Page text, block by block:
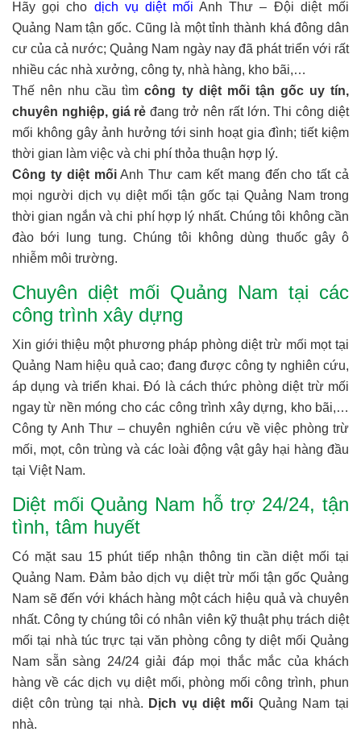
Hãy gọi cho dịch vụ diệt mối Anh Thư – Đội diệt mối
Quảng Nam tận gốc. Cũng là một tỉnh thành khá đông dân
cư của cả nước; Quảng Nam ngày nay đã phát triển với rất
nhiều các nhà xưởng, công ty, nhà hàng, kho bãi,…
Thế nên nhu cầu tìmcông ty diệt mối tận gốc uy tín,
chuyên nghiệp, giá rẻ đang trở nên rất lớn. Thi công diệt
mối không gây ảnh hưởng tới sinh hoạt gia đình; tiết kiệm
thời gian làm việc và chi phí thỏa thuận hợp lý.
Công ty diệt mốiAnh Thư cam kết mang đến cho tất cả
mọi người dịch vụ diệt mối tận gốc tại Quảng Nam trong
thời gian ngắn và chi phí hợp lý nhất. Chúng tôi không cần
đào bới lung tung. Chúng tôi không dùng thuốc gây ô
nhiễm môi trường.
Chuyên diệt mối Quảng Nam tại các
công trình xây dựng
Xin giới thiệu một phương pháp phòng diệt trừ mối mọt tại
Quảng Nam hiệu quả cao; đang được công ty nghiên cứu,
áp dụng và triển khai. Đó là cách thức phòng diệt trừ mối
ngay từ nền móng cho các công trình xây dựng, kho bãi,…
Công ty Anh Thư – chuyên nghiên cứu về việc phòng trừ
mối, mọt, côn trùng và các loài động vật gây hại hàng đầu
tại Việt Nam.
Diệt mối Quảng Nam hỗ trợ 24/24, tận
tình, tâm huyết
Có mặt sau 15 phút tiếp nhận thông tin cần diệt mối tại
Quảng Nam. Đảm bảo dịch vụ diệt trừ mối tận gốc Quảng
Nam sẽ đến với khách hàng một cách hiệu quả và chuyên
nhất. Công ty chúng tôi có nhân viên kỹ thuật phụ trách diệt
mối tại nhà túc trực tại văn phòng công ty diệt mối Quảng
Nam sẵn sàng 24/24 giải đáp mọi thắc mắc của khách
hàng về các dịch vụ diệt mối, phòng mối công trình, phun
diệt côn trùng tại nhà. Dịch vụ diệt mối Quảng Nam tại
nhà.